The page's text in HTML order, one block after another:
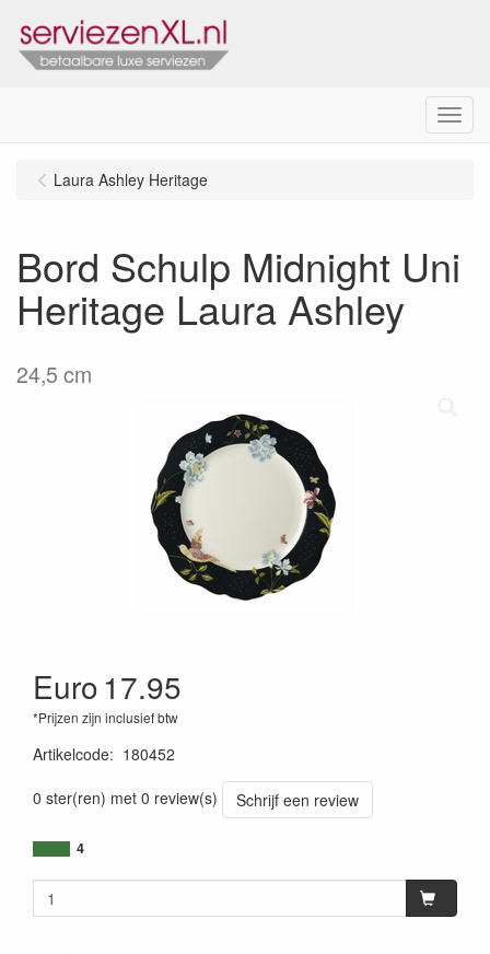
Menu
Laura Ashley Heritage
Bord Schulp Midnight Uni
Heritage Laura Ashley
24,5 cm
Euro17.95
*Prijzen zijn inclusief btw
Artikelcode: 180452
0 ster(ren) met 0 review(s)
Schrijf een review
4